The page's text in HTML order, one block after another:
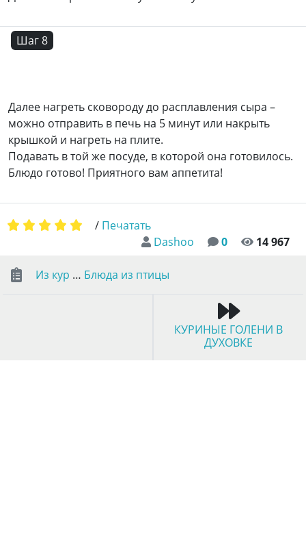
Шаг 8
Далее нагреть сковороду до расплавления сыра –
можно отправить в печь на 5 минут или накрыть
крышкой и нагреть на плите.
Подавать в той же посуде, в которой она готовилось.
Блюдо готово! Приятного вам аппетита!
Dashoo 0 14 967
/ Печатать
Из кур … Блюда из птицы
КУРИНЫЕ ГОЛЕНИ В
ДУХОВКЕ